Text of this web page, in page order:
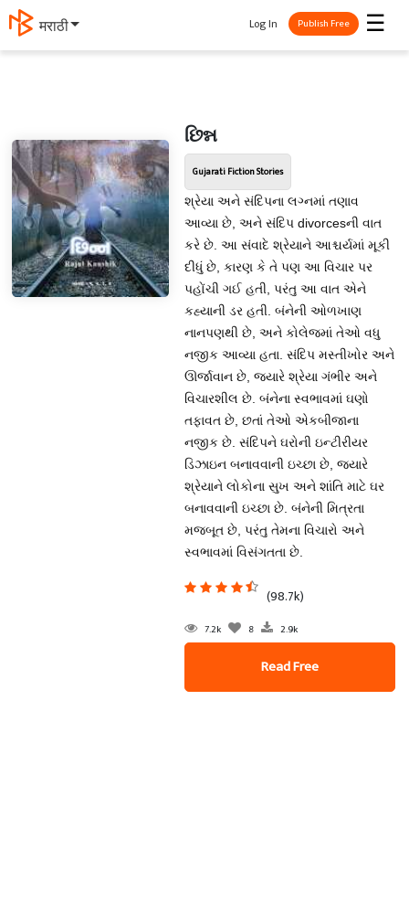
मराठी ☰
Log In Publish Free
છિન્ન
Gujarati Fiction Stories
શ્રેયા અને સંદિપના લગ્નમાં તણાવ
આવ્યા છે, અને સંદિપ divorcesની વાત
કરે છે. આ સંવાદે શ્રેયાને આશ્ચર્યમાં મૂકી
દીધું છે, કારણ કે તે પણ આ વિચાર પર
પહોંચી ગઈ હતી, પરંતુ આ વાત એને
કહ્યાની ડર હતી. બંનેની ઓળખાણ
નાનપણથી છે, અને કોલેજમાં તેઓ વધુ
નજીક આવ્યા હતા. સંદિપ મસ્તીખોર અને
ઊર્જાવાન છે, જ્યારે શ્રેયા ગંભીર અને
વિચારશીલ છે. બંનેના સ્વભાવમાં ઘણો
તફાવત છે, છતાં તેઓ એકબીજાના
નજીક છે. સંદિપને ઘરોની ઇન્ટીરીયર
ડિઝાઇન બનાવવાની ઇચ્છા છે, જ્યારે
શ્રેયાને લોકોના સુખ અને શાંતિ માટે ઘર
બનાવવાની ઇચ્છા છે. બંનેની મિત્રતા
મજબૂત છે, પરંતુ તેમના વિચારો અને
સ્વભાવમાં વિસંગતતા છે.
(98.7k)
7.2k 8 2.9k
Read Free